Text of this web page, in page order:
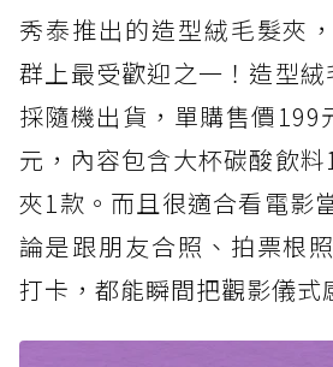
秀泰推出的造型絨毛髮夾
群上最受歡迎之一！造型絨
採隨機出貨，單購售價199
元，內容包含大杯碳酸飲
夾1款。而且很適合看電影
論是跟朋友合照、拍票根
打卡，都能瞬間把觀影儀式